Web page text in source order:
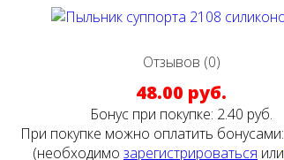
Отзывов (0)
48.00 руб.
Бонус при покупке: 2.40 руб.
При покупке можно оплатить бонусами:
(необходимо зарегистрироваться или